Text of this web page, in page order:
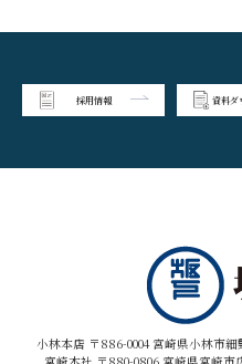
採用情報 資料ダ
小林本店 〒886-0004 宮崎県小林市